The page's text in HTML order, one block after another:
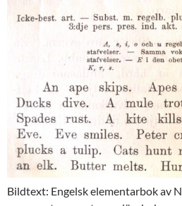
Bildtext: Engelsk elementarbok av